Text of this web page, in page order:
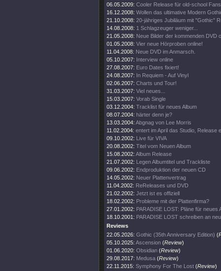
06.05.2009: Cooler Release für old-school
16.12.2008: Wollen das ultimative Modern
21.10.2008: 20-jähriges Jubiläum mit "Gothic"
14.08.2008: 1 Schlagzeuger weniger...
21.05.2008: Neue Bilder der kommenden DVD
01.05.2008: Vier neue Hörproben online!
11.04.2008: Neue DVD im Anmarsch.
05.10.2007: Interview online
27.08.2007: Euro Dates fixiert!
24.08.2007: In Requiem - Auf Vinyl
02.06.2007: Charts und Tour!
31.03.2007: Viel neues...
15.03.2007: Vorab Single
03.12.2004: Tracklist für neues Album
08.07.2004: härter denn je?
13.03.2004: Abgnag von Lee Morris
11.02.2004: entert im April das Studio, Release
09.10.2002: Live für VIVA
20.08.2002: Titel vom Neuen Album
15.08.2002: Album Release
21.07.2002: Legen Albumtitel und Trackliste
09.06.2002: Endproduktion der neuen CD
14.05.2002: Neuer Plattenvertrag
11.04.2002: ReReleases und DVD
21.02.2002: Jetzt ist es offiziell
18.02.2002: Probleme mit der Plattenfirma?
27.01.2002: PARADISE LOST: Pläne für neues
18.10.2001: PARADISE LOST schreiben an
Reviews
22.05.2026: Gothic (35th Anniversary Edition) (
05.10.2025: Ascension (Review)
01.06.2020: Obsidian (Review)
29.08.2017: Medusa (Review)
22.11.2015: Symphony For The Lost (Review)